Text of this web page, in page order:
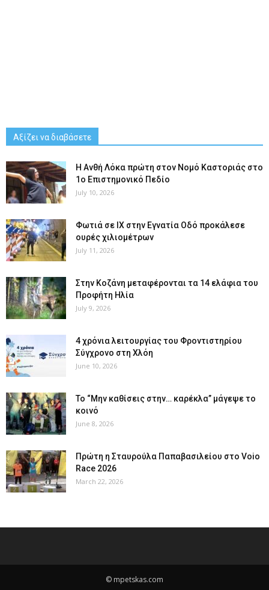
Αξίζει να διαβάσετε
Η Ανθή Λόκα πρώτη στον Νομό Καστοριάς στο
1ο Επιστημονικό Πεδίο
July 10, 2026
Φωτιά σε ΙΧ στην Εγνατία Οδό προκάλεσε
ουρές χιλιομέτρων
July 11, 2026
Στην Κοζάνη μεταφέρονται τα 14 ελάφια του
Προφήτη Ηλία
July 9, 2026
4 χρόνια λειτουργίας του Φροντιστηρίου
Σύγχρονο στη Χλόη
June 10, 2026
Το “Μην καθίσεις στην… καρέκλα” μάγεψε το
κοινό
June 8, 2026
Πρώτη η Σταυρούλα Παπαβασιλείου στο Voio
Race 2026
March 22, 2026
© mpetskas.com